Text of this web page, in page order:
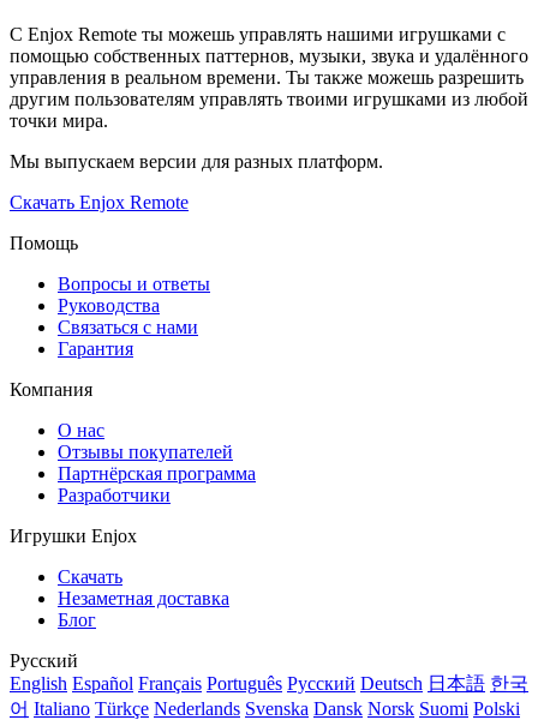
С Enjox Remote ты можешь управлять нашими игрушками с
помощью собственных паттернов, музыки, звука и удалённого
управления в реальном времени. Ты также можешь разрешить
другим пользователям управлять твоими игрушками из любой
точки мира.
Мы выпускаем версии для разных платформ.
Скачать Enjox Remote
Помощь
Вопросы и ответы
Руководства
Связаться с нами
Гарантия
Компания
О нас
Отзывы покупателей
Партнёрская программа
Разработчики
Игрушки Enjox
Скачать
Незаметная доставка
Блог
Русский
English Español Français Português Русский Deutsch 日本語 한국
어 Italiano Türkçe Nederlands Svenska Dansk Norsk Suomi Polski